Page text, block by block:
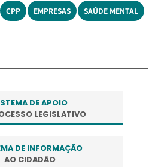
CPP EMPRESAS SAÚDE MENTAL
DE APOIO
LEGISLATIVO
DE INFORMAÇÃO
AO CIDADÃO